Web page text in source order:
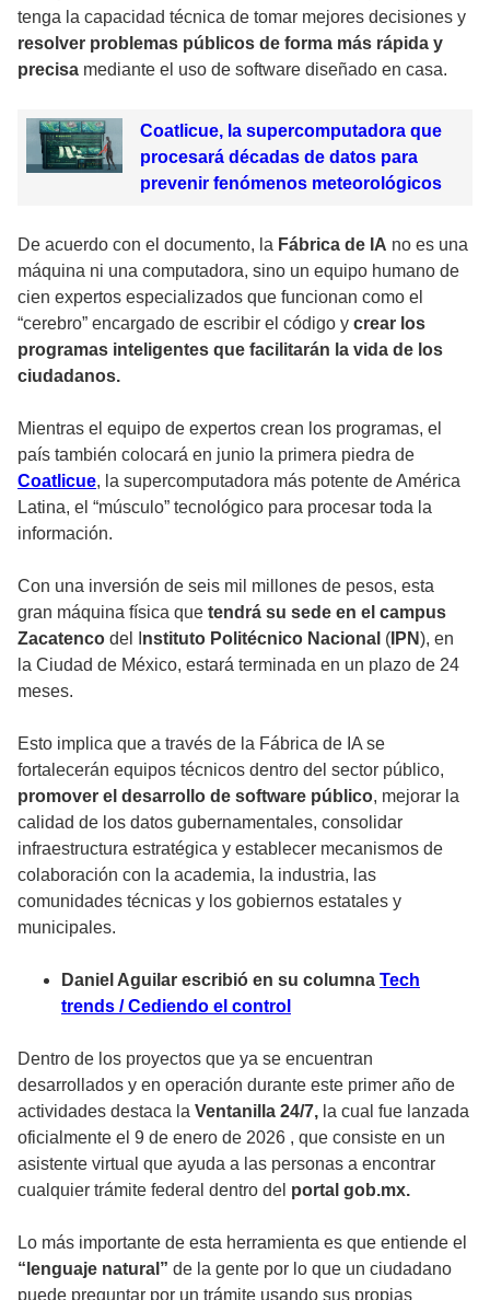
tenga la capacidad técnica de tomar mejores decisiones y
resolver problemas públicos de forma más rápida y
precisa mediante el uso de software diseñado en casa.
Coatlicue, la supercomputadora que
procesará décadas de datos para
prevenir fenómenos meteorológicos
De acuerdo con el documento, la Fábrica de IA no es una
máquina ni una computadora, sino un equipo humano de
cien expertos especializados que funcionan como el
“cerebro” encargado de escribir el código y crear los
programas inteligentes que facilitarán la vida de los
ciudadanos.
Mientras el equipo de expertos crean los programas, el
país también colocará en junio la primera piedra de
Coatlicue, la supercomputadora más potente de América
Latina, el “músculo” tecnológico para procesar toda la
información.
Con una inversión de seis mil millones de pesos, esta
gran máquina física que tendrá su sede en el campus
Zacatenco del I nstituto Politécnico Nacional ( IPN), en
la Ciudad de México, estará terminada en un plazo de 24
meses.
Esto implica que a través de la Fábrica de IA se
fortalecerán equipos técnicos dentro del sector público,
promover el desarrollo de software público, mejorar la
calidad de los datos gubernamentales, consolidar
infraestructura estratégica y establecer mecanismos de
colaboración con la academia, la industria, las
comunidades técnicas y los gobiernos estatales y
municipales.
Daniel Aguilar escribió en su columna Tech
trends / Cediendo el control
Dentro de los proyectos que ya se encuentran
desarrollados y en operación durante este primer año de
actividades destaca la Ventanilla 24/7, la cual fue lanzada
oficialmente el 9 de enero de 2026 , que consiste en un
asistente virtual que ayuda a las personas a encontrar
cualquier trámite federal dentro del portal gob.mx.
Lo más importante de esta herramienta es que entiende el
“lenguaje natural” de la gente por lo que un ciudadano
puede preguntar por un trámite usando sus propias